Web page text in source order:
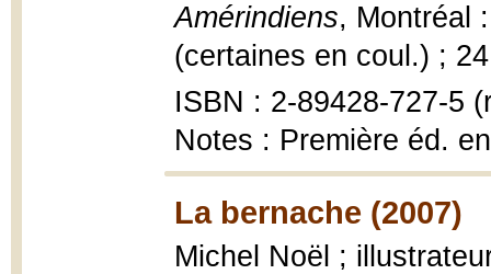
Amérindiens, Montréal
(certaines en coul.) ;
ISBN : 2-89428-727-5
Notes : Première éd.
La bernache (2007)
Michel Noël ;